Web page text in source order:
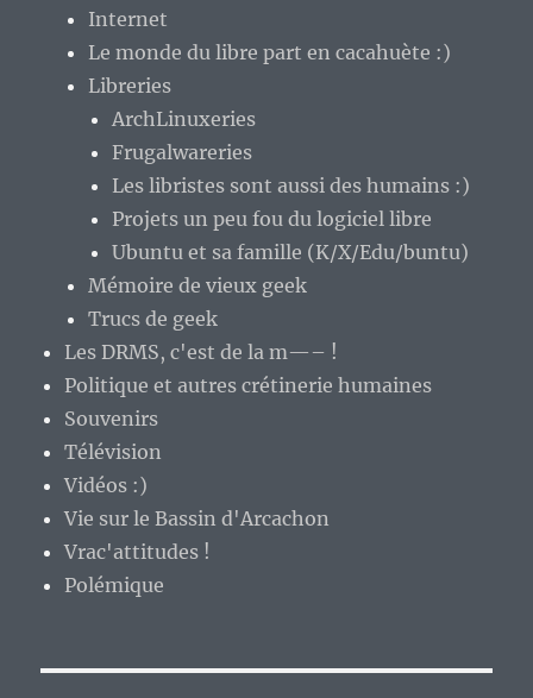
Internet
Le monde du libre part en cacahuète :)
Libreries
ArchLinuxeries
Frugalwareries
Les libristes sont aussi des humains :)
Projets un peu fou du logiciel libre
Ubuntu et sa famille (K/X/Edu/buntu)
Mémoire de vieux geek
Trucs de geek
Les DRMS, c'est de la m—– !
Politique et autres crétinerie humaines
Souvenirs
Télévision
Vidéos :)
Vie sur le Bassin d'Arcachon
Vrac'attitudes !
Polémique